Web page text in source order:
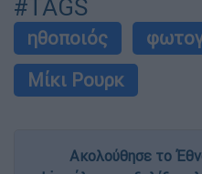
#TAGS
ηθοποιός
Μίκι Ρουρκ
Ακολούθησε το